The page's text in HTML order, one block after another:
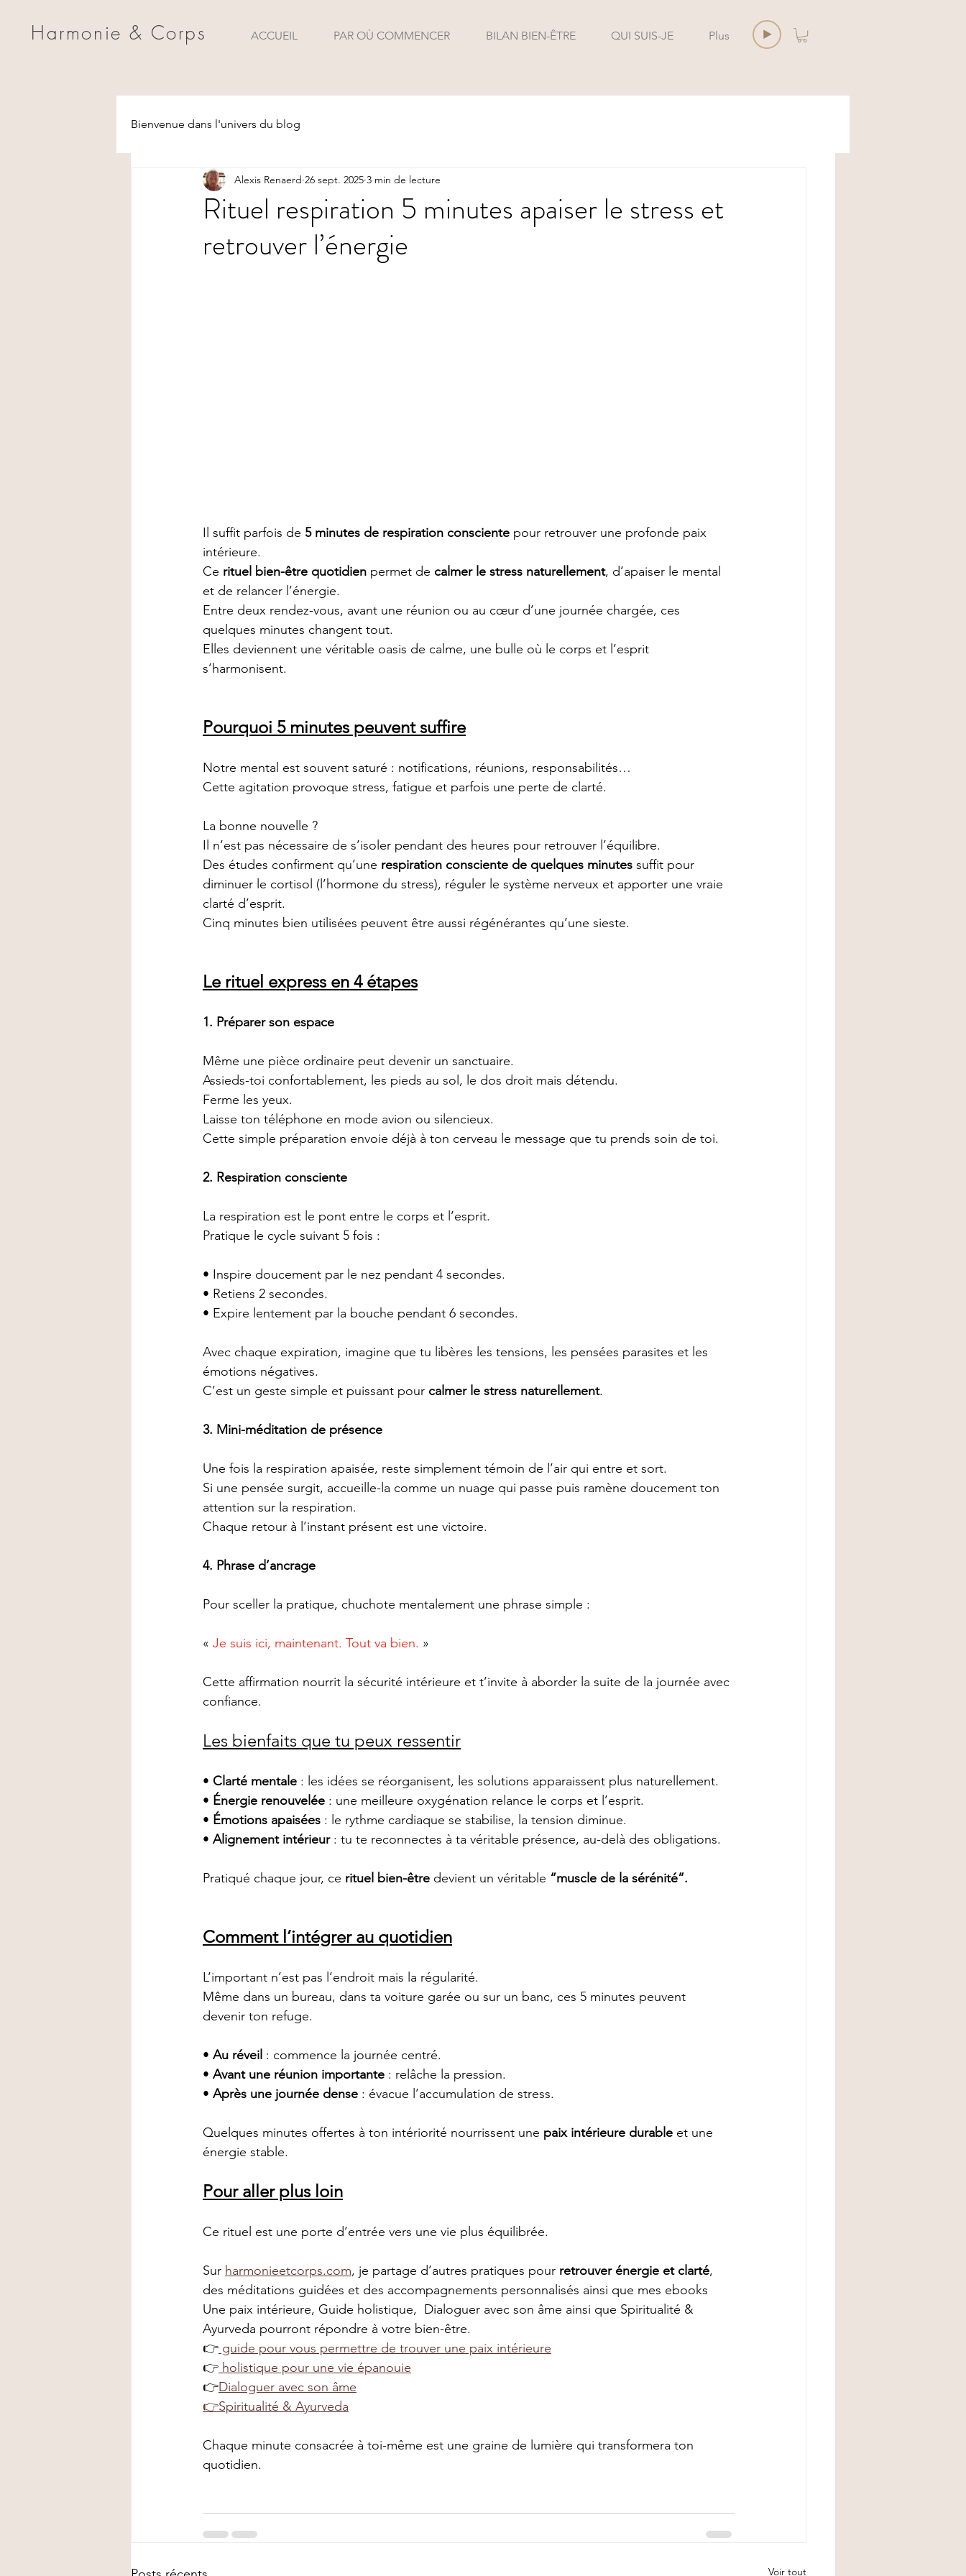
Harmonie & Corps ACCUEIL PAR OÙ COMMENCER BILAN BIEN-ÊTRE QUI SUIS-JE Plus
Bienvenue dans l'univers du blog
Rituel respiration 5 minutes apaiser le stress et
retrouver l’énergie
Alexis Renaerd 26 sept. 2025 3 min de lecture
Il suffit parfois de 5 minutes de respiration consciente pour retrouver une profonde paix
intérieure.
Ce rituel bien-être quotidien permet de calmer le stress naturellement, d’apaiser le mental
et de relancer l’énergie.
Entre deux rendez-vous, avant une réunion ou au cœur d’une journée chargée, ces
quelques minutes changent tout.
Elles deviennent une véritable oasis de calme, une bulle où le corps et l’esprit
s’harmonisent.
Pourquoi 5 minutes peuvent suffire
Notre mental est souvent saturé : notifications, réunions, responsabilités…
Cette agitation provoque stress, fatigue et parfois une perte de clarté.
La bonne nouvelle ?
Il n’est pas nécessaire de s’isoler pendant des heures pour retrouver l’équilibre.
Des études confirment qu’une respiration consciente de quelques minutes suffit pour
diminuer le cortisol (l’hormone du stress), réguler le système nerveux et apporter une vraie
clarté d’esprit.
Cinq minutes bien utilisées peuvent être aussi régénérantes qu’une sieste.
Le rituel express en 4 étapes
1. Préparer son espace
Même une pièce ordinaire peut devenir un sanctuaire.
Assieds-toi confortablement, les pieds au sol, le dos droit mais détendu.
Ferme les yeux.
Laisse ton téléphone en mode avion ou silencieux.
Cette simple préparation envoie déjà à ton cerveau le message que tu prends soin de toi.
2. Respiration consciente
La respiration est le pont entre le corps et l’esprit.
Pratique le cycle suivant 5 fois :
• Inspire doucement par le nez pendant 4 secondes.
• Retiens 2 secondes.
• Expire lentement par la bouche pendant 6 secondes.
Avec chaque expiration, imagine que tu libères les tensions, les pensées parasites et les
émotions négatives.
C’est un geste simple et puissant pour calmer le stress naturellement.
3. Mini-méditation de présence
Une fois la respiration apaisée, reste simplement témoin de l’air qui entre et sort.
Si une pensée surgit, accueille-la comme un nuage qui passe puis ramène doucement ton
attention sur la respiration.
Chaque retour à l’instant présent est une victoire.
4. Phrase d’ancrage
Pour sceller la pratique, chuchote mentalement une phrase simple :
« Je suis ici, maintenant. Tout va bien. »
Cette affirmation nourrit la sécurité intérieure et t’invite à aborder la suite de la journée avec
confiance.
Les bienfaits que tu peux ressentir
• Clarté mentale : les idées se réorganisent, les solutions apparaissent plus naturellement.
• Énergie renouvelée : une meilleure oxygénation relance le corps et l’esprit.
• Émotions apaisées : le rythme cardiaque se stabilise, la tension diminue.
• Alignement intérieur : tu te reconnectes à ta véritable présence, au-delà des obligations.
Pratiqué chaque jour, ce rituel bien-être devient un véritable “muscle de la sérénité”.
Comment l’intégrer au quotidien
L’important n’est pas l’endroit mais la régularité.
Même dans un bureau, dans ta voiture garée ou sur un banc, ces 5 minutes peuvent
devenir ton refuge.
• Au réveil : commence la journée centré.
• Avant une réunion importante : relâche la pression.
• Après une journée dense : évacue l’accumulation de stress.
Quelques minutes offertes à ton intériorité nourrissent une paix intérieure durable et une
énergie stable.
Pour aller plus loin
Ce rituel est une porte d’entrée vers une vie plus équilibrée.
Sur harmonieetcorps.com, je partage d’autres pratiques pour retrouver énergie et clarté,
des méditations guidées et des accompagnements personnalisés ainsi que mes ebooks
Une paix intérieure, Guide holistique,  Dialoguer avec son âme ainsi que Spiritualité &
Ayurveda pourront répondre à votre bien-être.
👉 guide pour vous permettre de trouver une paix intérieure
👉 holistique pour une vie épanouie
👉Dialoguer avec son âme
👉Spiritualité & Ayurveda
Chaque minute consacrée à toi-même est une graine de lumière qui transformera ton
quotidien.
Voir tout